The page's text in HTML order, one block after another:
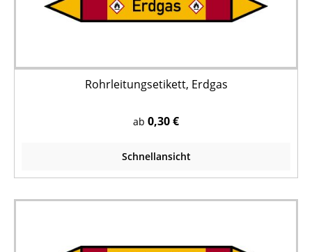
Rohrleitungsetikett, Erdgas
ab 0,30 €
Schnellansicht